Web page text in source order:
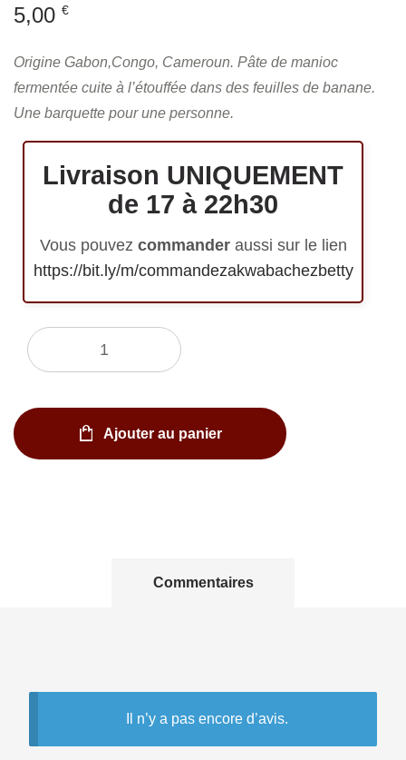
5,00 €
Origine Gabon,Congo, Cameroun. Pâte de manioc
fermentée cuite à l’étouffée dans des feuilles de banane.
Une barquette pour une personne.
Livraison UNIQUEMENT
de 17 à 22h30
Vous pouvez commanderaussi sur le lien
https://bit.ly/m/commandezakwabachezbetty
Quantité
Ajouter au panier
Commentaires
Il n’y a pas encore d’avis.